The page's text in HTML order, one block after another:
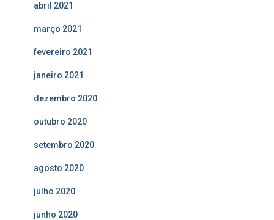
abril 2021
março 2021
fevereiro 2021
janeiro 2021
dezembro 2020
outubro 2020
setembro 2020
agosto 2020
julho 2020
junho 2020